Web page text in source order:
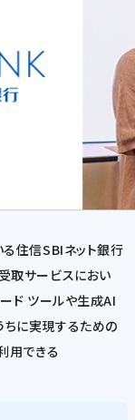
住信SBIネット銀行
取サービスにおい
ド ツールや生成AI
に実現するための
用できる